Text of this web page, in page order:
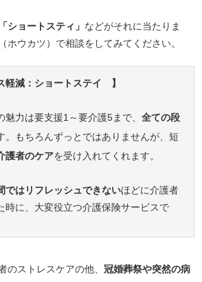
「ショートスティ」 などがそれに当たりま
ホウカツ）で相談をしてみてください。
軽減：ショートステイ 】
力は要支援1～要介護5まで、全ての段
。もちろんずっとではありませんが、短
護者のケアを受け入れてくれます。
ではリフレッシュできないほどに介護者
時に、大変役立つ介護保険サービスで
のストレスケアの他、冠婚葬祭や突然の病